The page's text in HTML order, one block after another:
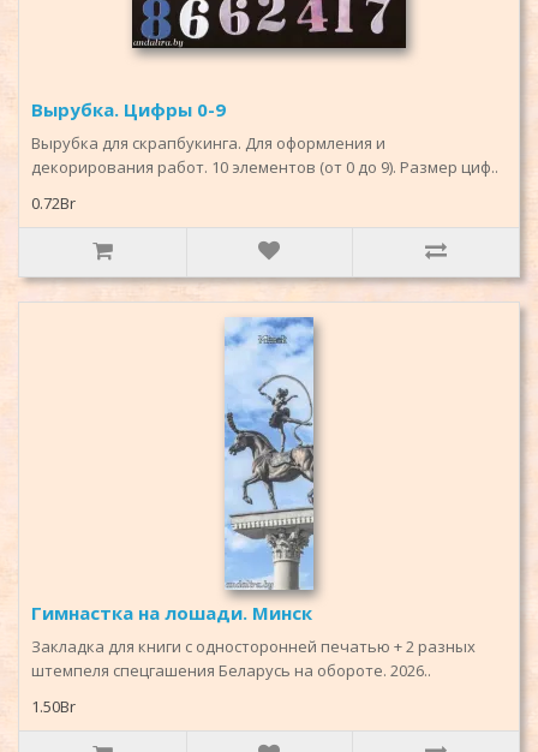
Вырубка. Цифры 0-9
Вырубка для скрапбукинга. Для оформления и
декорирования работ. 10 элементов (от 0 до 9). Размер циф..
0.72Br
Гимнастка на лошади. Минск
Закладка для книги с односторонней печатью + 2 разных
штемпеля спецгашения Беларусь на обороте. 2026..
1.50Br